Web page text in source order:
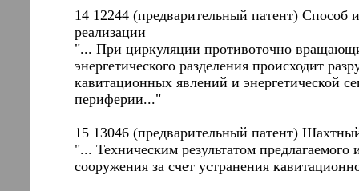
14 12244 (предварительный патент) Способ
реализации
"... При циркуляции противоточно
энергетического разделения происходит
кавитационных явлений и энергетической
периферии..."
15 13046 (предварительный патент)
"... Техническим результатом
сооружения за счет устранения